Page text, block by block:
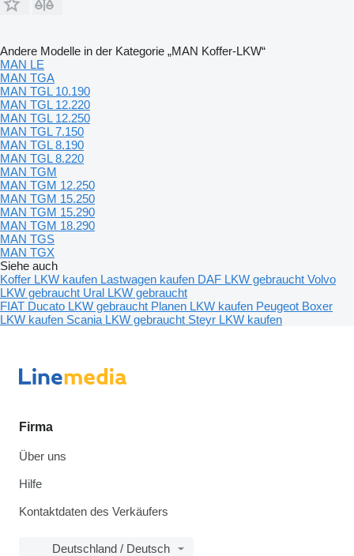
Andere Modelle in der Kategorie „MAN Koffer-LKW“
MAN LE
MAN TGA
MAN TGL 10.190
MAN TGL 12.220
MAN TGL 12.250
MAN TGL 7.150
MAN TGL 8.190
MAN TGL 8.220
MAN TGM
MAN TGM 12.250
MAN TGM 15.250
MAN TGM 15.290
MAN TGM 18.290
MAN TGS
MAN TGX
Siehe auch
Koffer LKW kaufen Lastwagen kaufen DAF LKW gebraucht Volvo
LKW gebraucht Ural LKW gebraucht
FIAT Ducato LKW gebraucht Planen LKW kaufen Peugeot Boxer
LKW kaufen Scania LKW gebraucht Steyr LKW kaufen
Firma
Über uns
Hilfe
Kontaktdaten des Verkäufers
Deutschland / Deutsch